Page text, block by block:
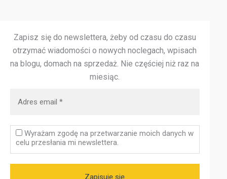
Zapisz się do newslettera, żeby od czasu do czasu
otrzymać wiadomości o nowych noclegach, wpisach
na blogu, domach na sprzedaż. Nie częściej niż raz na
miesiąc.
Wyrażam zgodę na przetwarzanie moich danych w
celu przesłania mi newslettera.